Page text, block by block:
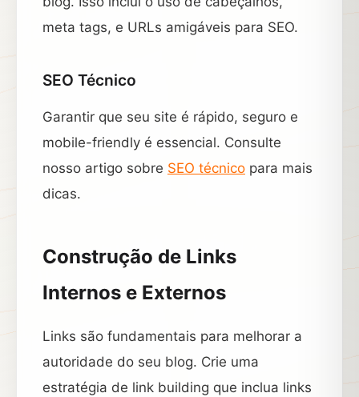
meta tags, e URLs amigáveis para SEO.
SEO Técnico
Garantir que seu site é rápido, seguro e
mobile-friendly é essencial. Consulte
nosso artigo sobre SEO técnico para mais
dicas.
Construção de Links
Internos e Externos
Links são fundamentais para melhorar a
autoridade do seu blog. Crie uma
estratégia de link building que inclua links